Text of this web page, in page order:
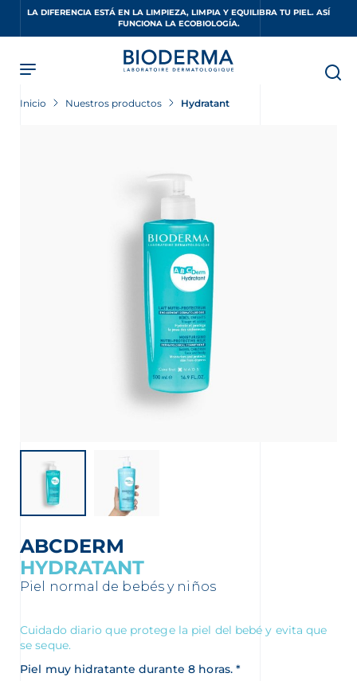
LA DIFERENCIA ESTÁ EN LA LIMPIEZA, LIMPIA Y EQUILIBRA TU PIEL. ASÍ
FUNCIONA LA ECOBIOLOGÍA.
Inicio Nuestros productos Hydratant
ABCDERM
HYDRATANT
Piel normal de bebés y niños
Cuidado diario que protege la piel del bebé y evita que
se seque.
Piel muy hidratante durante 8 horas. *